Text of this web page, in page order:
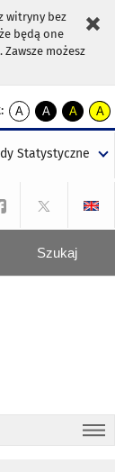
witryny bez
będą one
możesz
A
kontrast
A
kontrast
tekst
czarnym
A
kontrast
tekst
czarnym
A
tekst
żółtym
Statystyczne